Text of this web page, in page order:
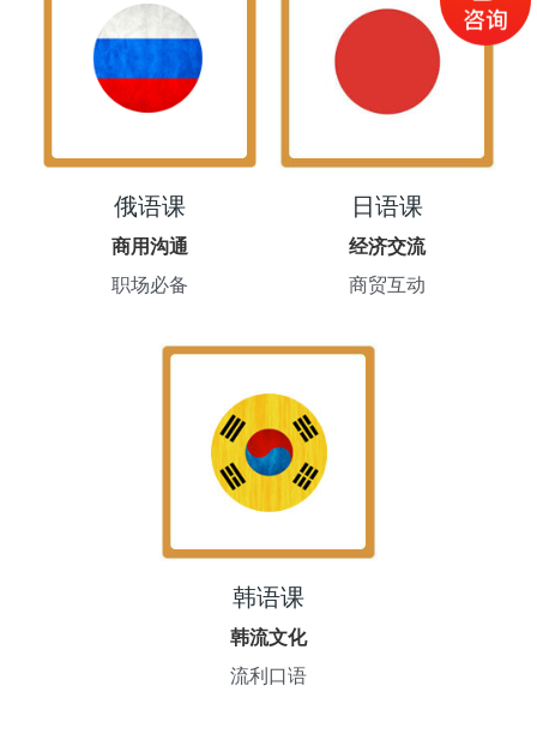
俄语课
商用沟通
职场必备
日语课
经济交流
商贸互动
韩语课
韩流文化
流利口语